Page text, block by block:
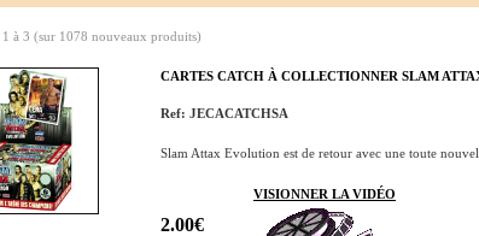
1 à 3 (sur 1078 nouveaux produits)
CARTES CATCH À COLLECTIONNER SLAM
Ref: JECACATCHSA
Slam Attax Evolution est de retour avec une toute
2.00€
VISIONNER LA VIDÉO